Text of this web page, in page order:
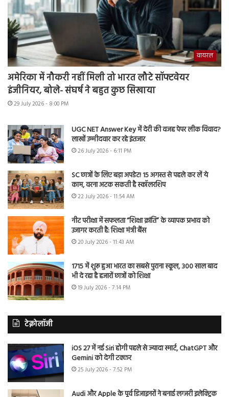
वायरल
अमेरिका में नौकरी नहीं मिली तो भारत लौटे सॉफ्टवेयर
इंजीनियर, बोले- संघर्ष ने बहुत कुछ सिखाया
29 July 2026 - 8:00 PM
UGC NET Answer Key में देरी की वजह पेपर लीक विवाद?
लाखों उम्मीदवार कर रहे इंतजार
26 July 2026 - 6:11 PM
SC छात्रों के लिए बड़ा अपडेट! 15 अगस्त से पहले कर लें ये
काम, वरना अटक सकती है स्कॉलरशिप
22 July 2026 - 11:54 AM
नीट परीक्षा में सफलता “शिक्षा क्रांति” के व्यापक प्रभाव को
उजागर करती है: शिक्षा मंत्री बैंस
20 July 2026 - 11:43 AM
1715 में शुरू हुआ भारत का सबसे पुराना स्कूल, 300 साल बाद
भी दे रहा है हजारों छात्रों को शिक्षा
19 July 2026 - 7:14 PM
टेक्नोलॉजी
iOS 27 में नई Siri होगी पहले से ज्यादा स्मार्ट, ChatGPT और
Gemini को देगी टक्कर
25 July 2026 - 7:52 PM
Audi और Apple के पूर्व डिजाइनरों ने बनाई लग्जरी इलेक्ट्रिक